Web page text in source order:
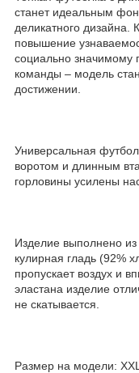
станет идеальным
деликатного дизайна.
повышение
социально значимому
команды – модель
достижении.
Универсальная
воротом и длинным
горловины усилены
Изделие выполнено из
кулирная гладь (92%
пропускает воздух и
эластана изделие
не скатывается.
Размер на модели: